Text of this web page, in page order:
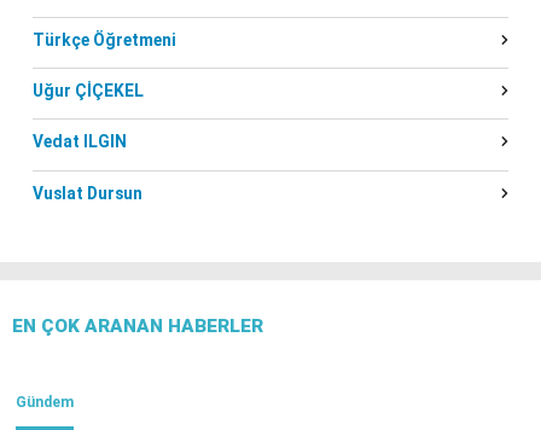
Türkçe Öğretmeni
Uğur ÇİÇEKEL
Vedat ILGIN
Vuslat Dursun
EN ÇOK ARANAN HABERLER
Gündem